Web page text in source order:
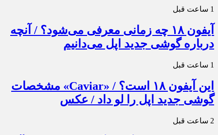
1 ساعت قبل
آیفون ۱۸ چه زمانی معرفی می‌شود؟ / آنچه
درباره گوشی جدید اپل می‌دانیم
1 ساعت قبل
این آیفون ۱۸ است؟ / «Caviar» مشخصات
گوشی جدید اپل را لو داد / عکس
2 ساعت قبل